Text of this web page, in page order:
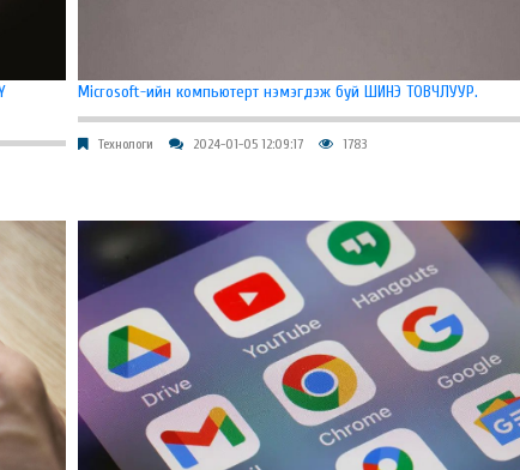
Microsoft-ийн компьютерт нэмэгдэж буй ШИНЭ ТОВЧЛУУР.
Технологи 2024-01-05 12:09:17 1783